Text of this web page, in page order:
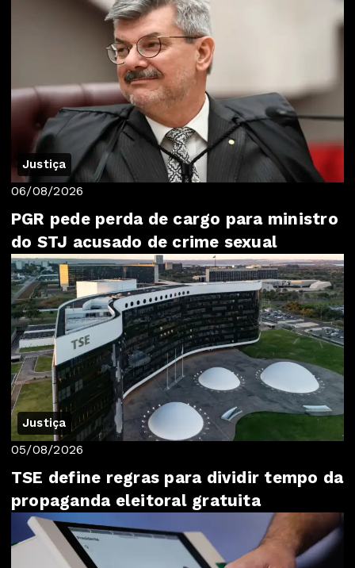
Justiça
06/08/2026
PGR pede perda de cargo para ministro
do STJ acusado de crime sexual
Justiça
05/08/2026
TSE define regras para dividir tempo da
propaganda eleitoral gratuita